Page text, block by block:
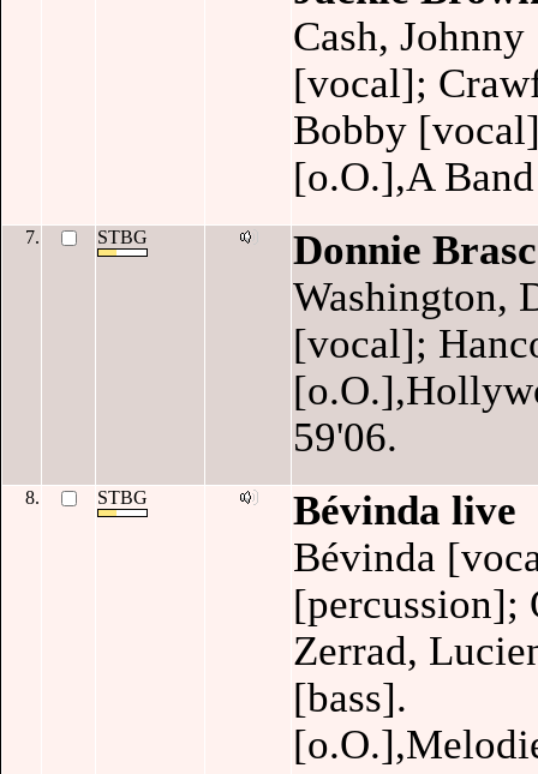
Cash,
[vocal];
Bobby
[o.O.],A
7. STBG
Donnie
Washington,
[vocal];
59'06.
8. STBG
Bévinda live
Bévinda
[percussion];
Zerrad,
[bass].